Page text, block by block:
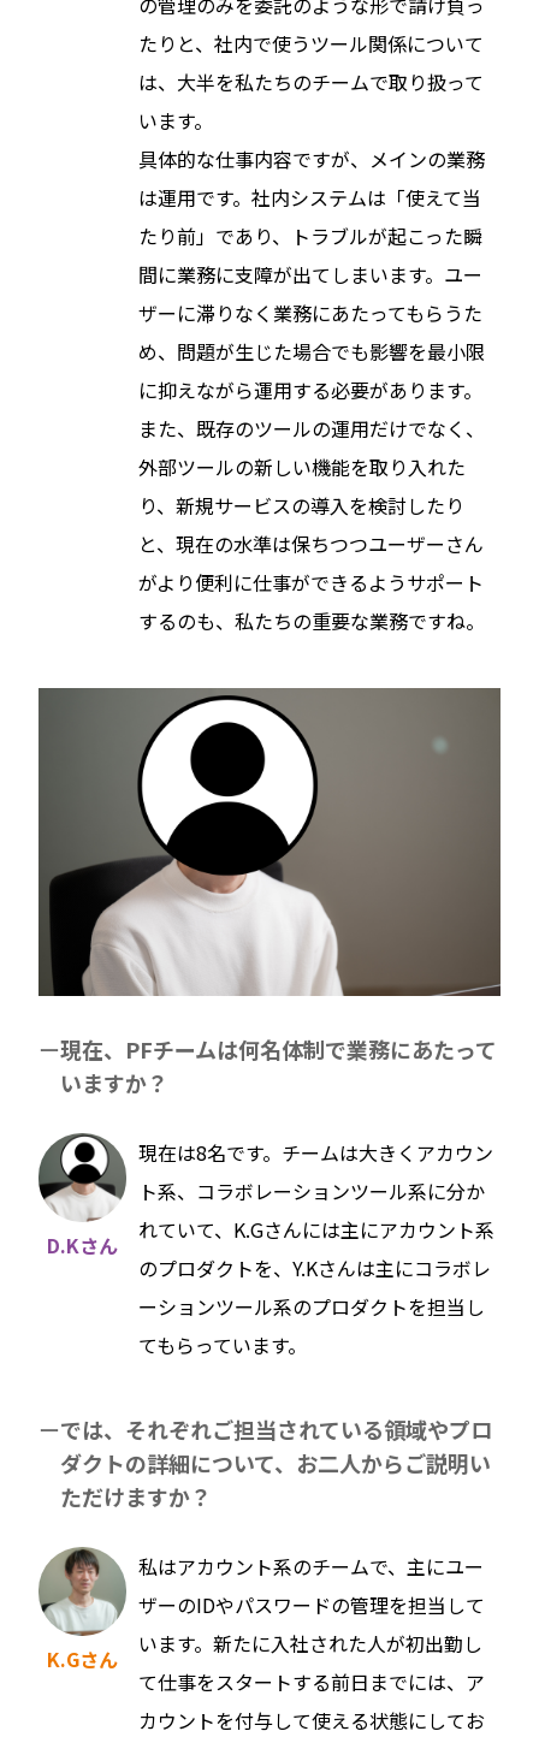
たりと、社内で使うツール関係について
は、大半を私たちのチームで取り扱って
います。
具体的な仕事内容ですが、メインの業務
は運用です。社内システムは「使えて当
たり前」であり、トラブルが起こった瞬
間に業務に支障が出てしまいます。ユー
ザーに滞りなく業務にあたってもらうた
め、問題が生じた場合でも影響を最小限
に抑えながら運用する必要があります。
また、既存のツールの運用だけでなく、
外部ツールの新しい機能を取り入れた
り、新規サービスの導入を検討したり
と、現在の水準は保ちつつユーザーさん
がより便利に仕事ができるようサポート
するのも、私たちの重要な業務ですね。
現在、PFチームは何名体制で業務にあたって
いますか？
D.Kさん
現在は8名です。チームは大きくアカウン
ト系、コラボレーションツール系に分か
れていて、K.Gさんには主にアカウント系
のプロダクトを、Y.Kさんは主にコラボレ
ーションツール系のプロダクトを担当し
てもらっています。
では、それぞれご担当されている領域やプロ
ダクトの詳細について、お二人からご説明い
ただけますか？
K.Gさん
私はアカウント系のチームで、主にユー
ザーのIDやパスワードの管理を担当して
います。新たに入社された人が初出勤し
て仕事をスタートする前日までには、ア
カウントを付与して使える状態にしてお